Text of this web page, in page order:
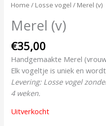
Home / Losse vogel / Merel (v)
Merel (v)
€35,00
Handgemaakte Merel
Elk vogeltje is uniek en
Levering: Losse vogel
4 weken.
Uitverkocht